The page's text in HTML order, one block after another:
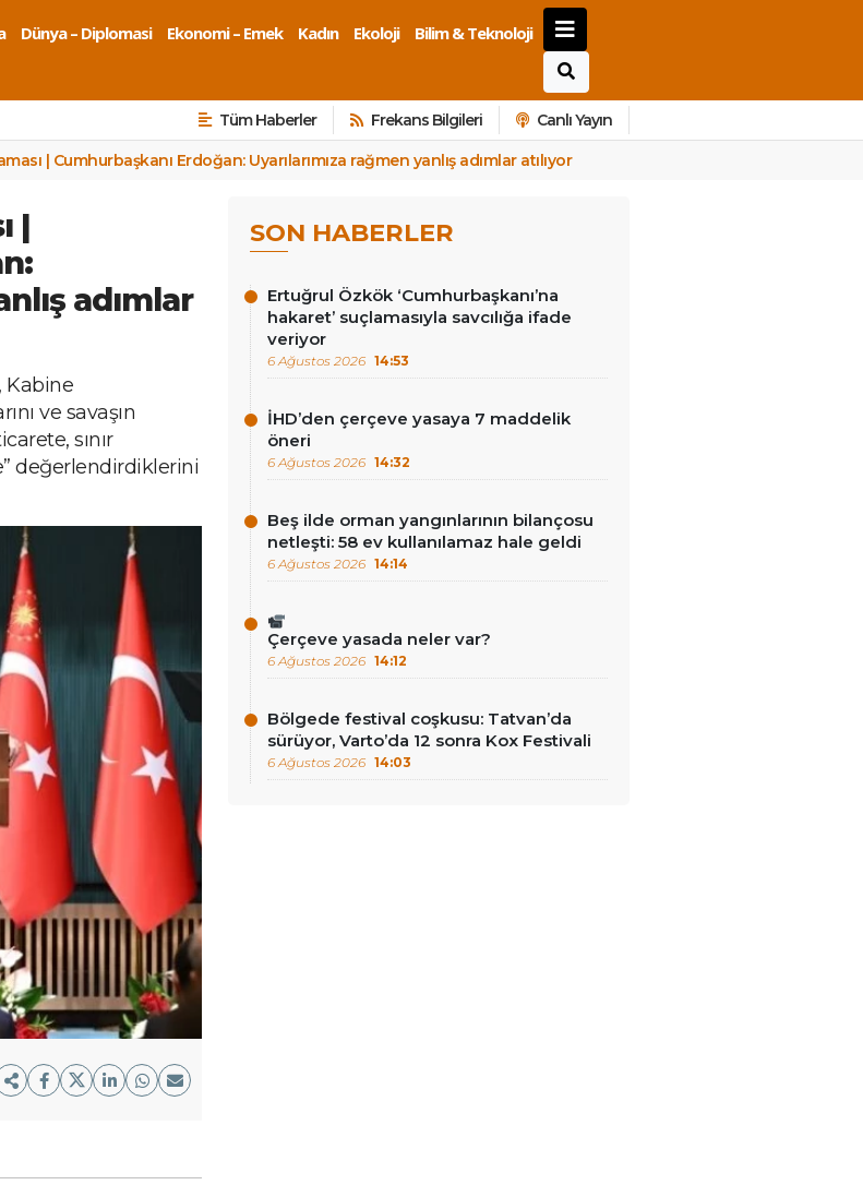
Dünya – Diplomasi Ekonomi – Emek Kadın Ekoloji
Bilim & Teknoloji
Tüm Haberler Frekans Bilgileri Canlı Yayın
| Cumhurbaşkanı Erdoğan: Uyarılarımıza rağmen yanlış adımlar atılıyor
|
adımlar
Kabine
ve savaşın
sınır
değerlendirdiklerini
SON HABERLER
Ertuğrul Özkök ‘Cumhurbaşkanı’na
hakaret’ suçlamasıyla savcılığa ifade
veriyor
6 Ağustos 2026 14:53
İHD’den çerçeve yasaya 7 maddelik
öneri
6 Ağustos 2026 14:32
Beş ilde orman yangınlarının bilançosu
netleşti: 58 ev kullanılamaz hale geldi
6 Ağustos 2026 14:14
Çerçeve yasada neler var?
6 Ağustos 2026 14:12
Bölgede festival coşkusu: Tatvan’da
sürüyor, Varto’da 12 sonra Kox Festivali
6 Ağustos 2026 14:03